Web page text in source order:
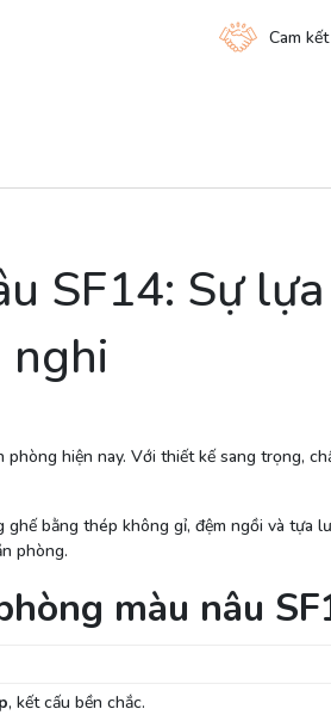
Cam
SF14: Sự
nghi
hiện nay. Với thiết kế sang trọng,
bằng thép không gỉ, đệm ngồi và
phòng.
màu nâu
, kết cấu bền chắc.